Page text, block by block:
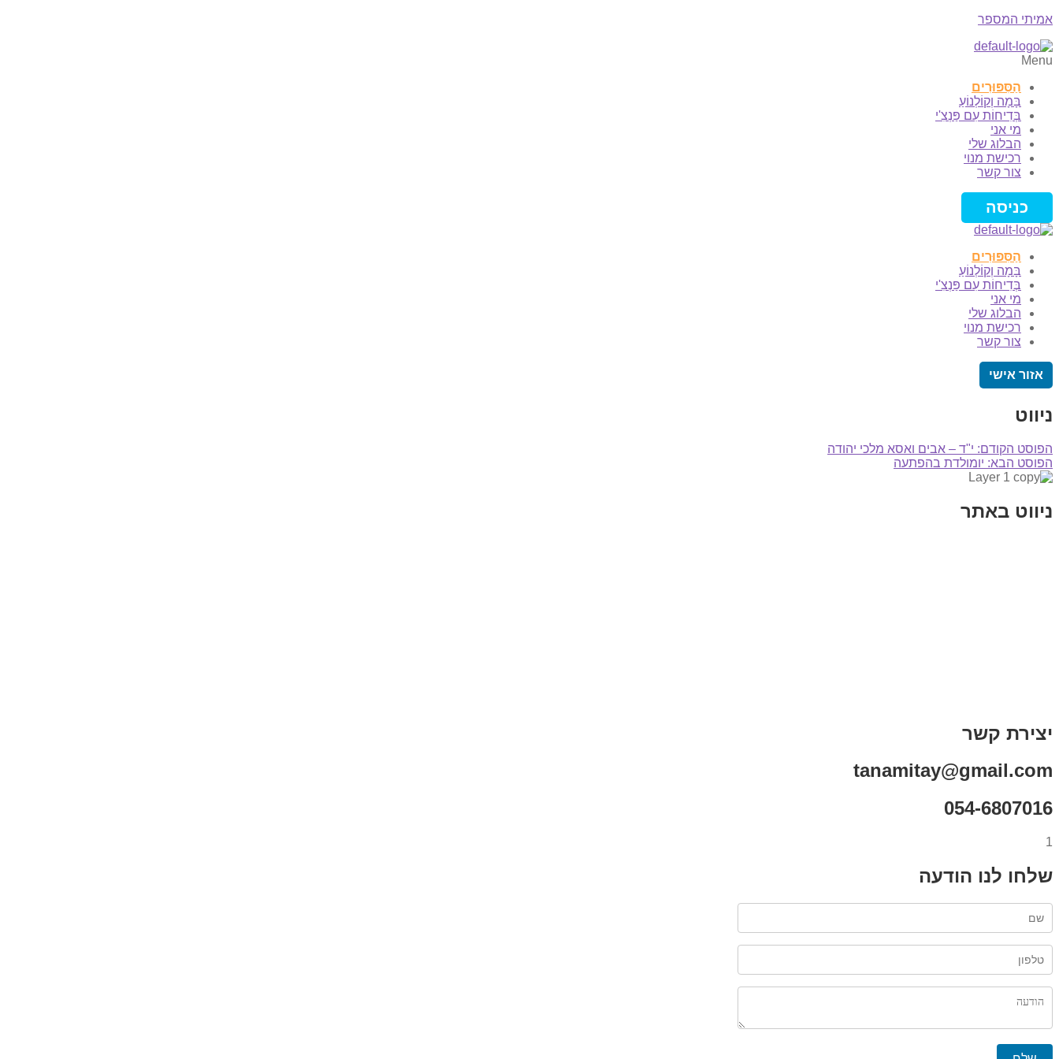
אמיתי המספר
Menu
הַסִּפּוּרִים
בָּמָה וְקוֹלְנוֹעַ
בְּדִיחוֹת עִם פַּנְצִ'י
מי אני
הבלוג שלי
רכישת מנוי
צור קשר
כניסה
הַסִּפּוּרִים
בָּמָה וְקוֹלְנוֹעַ
בְּדִיחוֹת עִם פַּנְצִ'י
מי אני
הבלוג שלי
רכישת מנוי
צור קשר
אזור אישי
ניווט
הפוסט הקודם: י"ד – אבים ואסא מלכי יהודה
הפוסט הבא: יומולדת בהפתעה
ניווט באתר
יצירת קשר
tanamitay@gmail.com
054-6807016
1
שלחו לנו הודעה